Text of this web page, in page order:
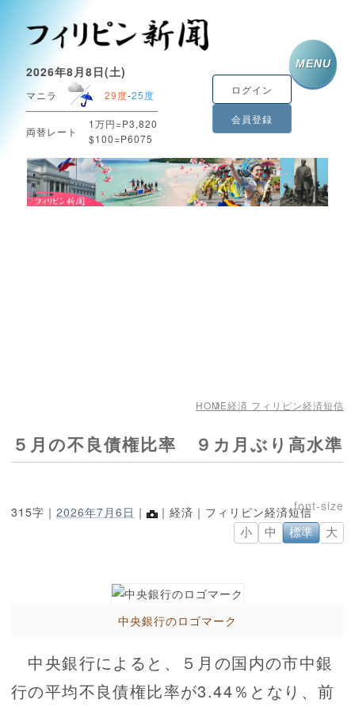
2026年8月8日(土)
マニラ 29度-25度
両替レート
1万円=P3,820
$100=P6075
ログイン
会員登録
MENU
HOME経済 フィリピン経済短信
５月の不良債権比率 ９カ月ぶり高水準
315字｜ 2026年7月6日 ｜ ｜経済｜フィリピン経済短信
小 中 標準 大
中央銀行のロゴマーク
中央銀行によると、５月の国内の市中銀
行の平均不良債権比率が3.44％となり、前